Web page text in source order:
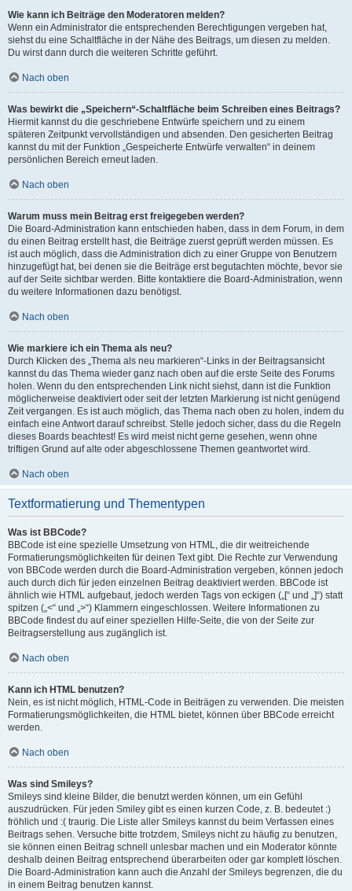
Wie kann ich Beiträge den Moderatoren melden?
Wenn ein Administrator die entsprechenden Berechtigungen vergeben hat,
siehst du eine Schaltfläche in der Nähe des Beitrags, um diesen zu melden.
Du wirst dann durch die weiteren Schritte geführt.
Nach oben
Was bewirkt die „Speichern“-Schaltfläche beim Schreiben eines Beitrags?
Hiermit kannst du die geschriebene Entwürfe speichern und zu einem
späteren Zeitpunkt vervollständigen und absenden. Den gesicherten Beitrag
kannst du mit der Funktion „Gespeicherte Entwürfe verwalten“ in deinem
persönlichen Bereich erneut laden.
Nach oben
Warum muss mein Beitrag erst freigegeben werden?
Die Board-Administration kann entschieden haben, dass in dem Forum, in dem
du einen Beitrag erstellt hast, die Beiträge zuerst geprüft werden müssen. Es
ist auch möglich, dass die Administration dich zu einer Gruppe von Benutzern
hinzugefügt hat, bei denen sie die Beiträge erst begutachten möchte, bevor sie
auf der Seite sichtbar werden. Bitte kontaktiere die Board-Administration, wenn
du weitere Informationen dazu benötigst.
Nach oben
Wie markiere ich ein Thema als neu?
Durch Klicken des „Thema als neu markieren“-Links in der Beitragsansicht
kannst du das Thema wieder ganz nach oben auf die erste Seite des Forums
holen. Wenn du den entsprechenden Link nicht siehst, dann ist die Funktion
möglicherweise deaktiviert oder seit der letzten Markierung ist nicht genügend
Zeit vergangen. Es ist auch möglich, das Thema nach oben zu holen, indem du
einfach eine Antwort darauf schreibst. Stelle jedoch sicher, dass du die Regeln
dieses Boards beachtest! Es wird meist nicht gerne gesehen, wenn ohne
triftigen Grund auf alte oder abgeschlossene Themen geantwortet wird.
Nach oben
Textformatierung und Thementypen
Was ist BBCode?
BBCode ist eine spezielle Umsetzung von HTML, die dir weitreichende
Formatierungsmöglichkeiten für deinen Text gibt. Die Rechte zur Verwendung
von BBCode werden durch die Board-Administration vergeben, können jedoch
auch durch dich für jeden einzelnen Beitrag deaktiviert werden. BBCode ist
ähnlich wie HTML aufgebaut, jedoch werden Tags von eckigen („[“ und „]“) statt
spitzen („<“ und „>“) Klammern eingeschlossen. Weitere Informationen zu
BBCode findest du auf einer speziellen Hilfe-Seite, die von der Seite zur
Beitragserstellung aus zugänglich ist.
Nach oben
Kann ich HTML benutzen?
Nein, es ist nicht möglich, HTML-Code in Beiträgen zu verwenden. Die meisten
Formatierungsmöglichkeiten, die HTML bietet, können über BBCode erreicht
werden.
Nach oben
Was sind Smileys?
Smileys sind kleine Bilder, die benutzt werden können, um ein Gefühl
auszudrücken. Für jeden Smiley gibt es einen kurzen Code, z. B. bedeutet :)
fröhlich und :( traurig. Die Liste aller Smileys kannst du beim Verfassen eines
Beitrags sehen. Versuche bitte trotzdem, Smileys nicht zu häufig zu benutzen,
sie können einen Beitrag schnell unlesbar machen und ein Moderator könnte
deshalb deinen Beitrag entsprechend überarbeiten oder gar komplett löschen.
Die Board-Administration kann auch die Anzahl der Smileys begrenzen, die du
in einem Beitrag benutzen kannst.